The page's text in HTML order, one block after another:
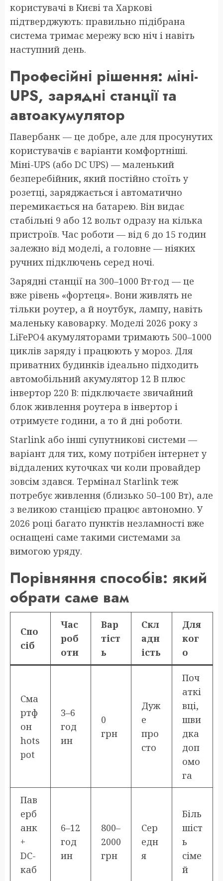
користувачі в Києві та Харкові
підтверджують: правильно підібрана
система тримає мережу всю ніч і навіть
наступний день.
Професійні рішення: міні-
UPS, зарядні станції та
автоакумулятор
Павербанк — це добре, але для просунутих
користувачів є варіанти комфортніші.
Міні-UPS (або DC UPS) — маленький
безперебійник, який постійно стоїть у
розетці, заряджається і автоматично
перемикається на батарею. Він видає
стабільні 9 або 12 вольт одразу на кілька
пристроїв. Час роботи — від 6 до 15 годин
залежно від моделі, а головне — ніяких
ручних підключень серед ночі.
Зарядні станції на 300–1000 Вт·год — це
вже рівень «фортеця». Вони живлять не
тільки роутер, а й ноутбук, лампу, навіть
маленьку кавоварку. Моделі 2026 року з
LiFePO4 акумуляторами тримають 500–1000
циклів заряду і працюють у мороз. Для
приватних будинків ідеально підходить
автомобільний акумулятор 12 В плюс
інвертор 220 В: підключаєте звичайний
блок живлення роутера в інвертор і
отримуєте години, а то й дні роботи.
Starlink або інші супутникові системи —
варіант для тих, кому потрібен інтернет у
віддалених куточках чи коли провайдер
зовсім здався. Термінал Starlink теж
потребує живлення (близько 50–100 Вт), але
з великою станцією працює автономно. У
2026 році багато пунктів незламності вже
оснащені саме такими системами за
вимогою уряду.
Порівняння способів: який
обрати саме вам
Спо
сіб
Час
роб
оти
Вар
тіст
ь
Скл
адн
ість
Для
ког
о
Сма
ртф
он
hots
pot
3–6
год
ин
0
грн
Дуж
е
про
сто
Поч
аткі
вці,
шви
дка
доп
омо
га
Пав
ерб
анк
+
DC-
каб
6–12
год
ин
800–
2000
грн
Сер
едн
я
Біль
шіст
ь
сіме
й